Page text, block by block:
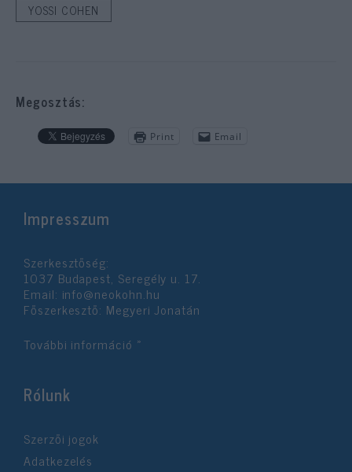
YOSSI COHEN
Megosztás:
Print Email
Impresszum
Szerkesztőség:
1037 Budapest, Seregély u. 17.
Email: info@neokohn.hu
Főszerkesztő: Megyeri Jonatán
További információ »
Rólunk
Szerzői jogok
Adatkezelés